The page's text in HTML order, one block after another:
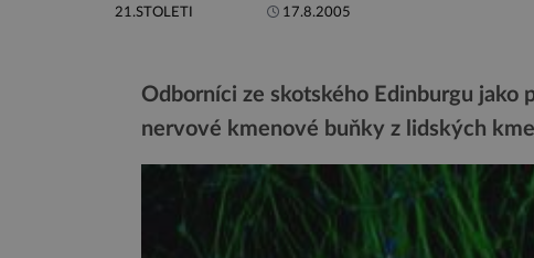
21.STOLETI 17.8.2005
Odborníci ze skotského Edinburgu
nervové kmenové buňky z lidských